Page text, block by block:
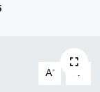
A- A